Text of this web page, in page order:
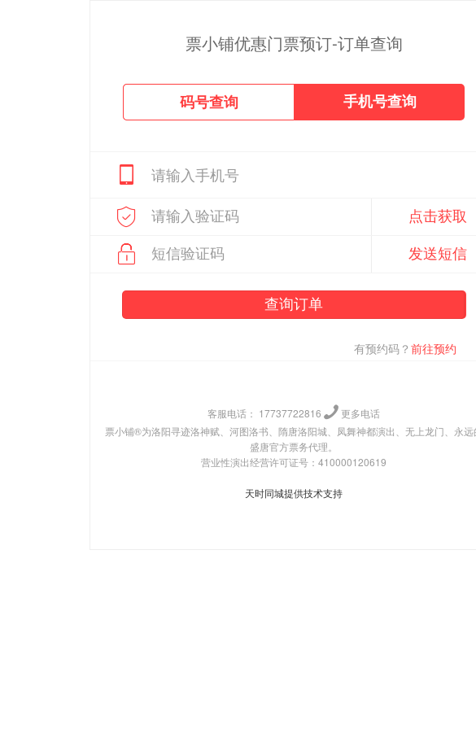
票小铺优惠门票预订-订单查询
码号查询 手机号查询
点击获取
发送短信
查询订单
有预约码？ 前往预约
客服电话： 17737722816
更多电话
票小铺®为洛阳寻迹洛神赋、河图洛书、隋唐洛阳城、凤舞神都演出、无上龙门、永远
盛唐官方票务代理。
营业性演出经营许可证号：410000120619
天时同城提供技术支持